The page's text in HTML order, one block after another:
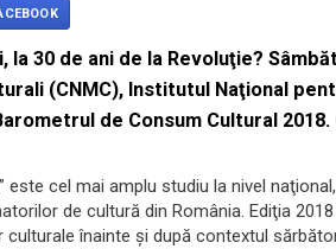
30 de ani de la Revoluţie?
(CNMC), Institutul Naţional
de Consum Cultural
este cel mai amplu studiu la nivel
de cultură din România. Ediţia
înainte şi după contextul